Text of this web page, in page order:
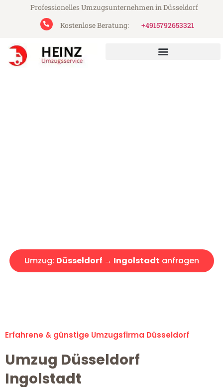
Professionelles Umzugsunternehmen in Düsseldorf
Kostenlose Beratung:
+4915792653321
Umzug: Düsseldorf → Ingolstadt anfragen
Erfahrene & günstige Umzugsfirma Düsseldorf
Umzug Düsseldorf
Ingolstadt